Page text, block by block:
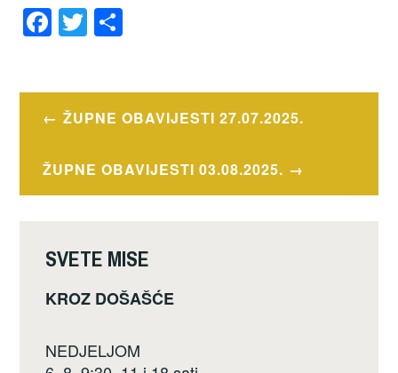
F
a
e
b
o
o
T
wi
er e
SNJEŽNA ,KUTINA
Navigacija
ŽUPNE OBAVIJESTI 27.07.2025.
ŽUPNE OBAVIJESTI 03.08.2025.
SVETE MISE
KROZ DOŠAŠĆE
NEDJELJOM